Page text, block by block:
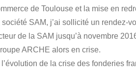
de Toulouse et la mise en
SAM, j’ai sollicité un rendez-
de la SAM jusqu’à novembre
ARCHE alors en crise.
l’évolution de la crise des fonderies